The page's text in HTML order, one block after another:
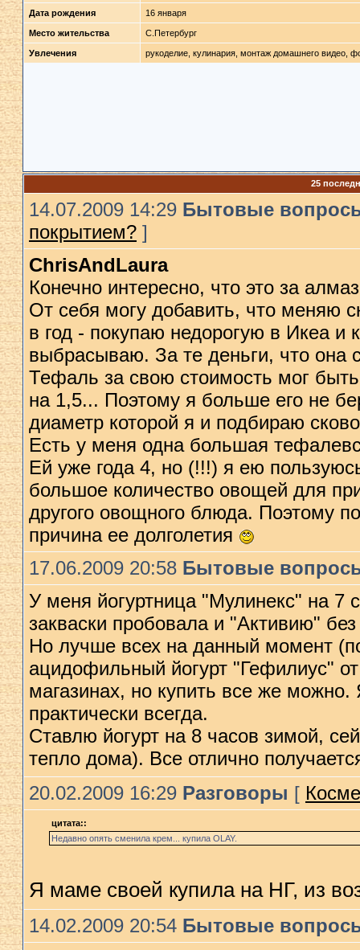
Дата рождения 16 января
Место жительства С.Петербург
Увлечения рукоделие, кулинария, монтаж домашнего видео,
25
14.07.2009 14:29 Бытовые
покрытием?]
ChrisAndLaura
Конечно интересно, что это за
От себя могу добавить, что меняю
в год - покупаю недорогую в Икеа и
выбрасываю. За те деньги, что она
Тефаль за свою стоимость мог быть
на 1,5... Поэтому я больше его не
диаметр которой я и подбираю
Есть у меня одна большая
Ей уже года 4, но (!!!) я ею
большое количество овощей для
другого овощного блюда. Поэтому
причина ее долголетия
17.06.2009 20:58 Бытовые
У меня йогуртница "Мулинекс" на 7
закваски пробовала и "Активию"
Но лучше всех на данный момент
ацидофильный йогурт "Гефилиус"
магазинах, но купить все же можно.
практически всегда.
Ставлю йогурт на 8 часов зимой,
тепло дома). Все отлично
20.02.2009 16:29 Разговоры [
цитата::
Недавно опять сменила крем... купила OLAY.
Я маме своей купила на НГ, из
14.02.2009 20:54 Бытовые